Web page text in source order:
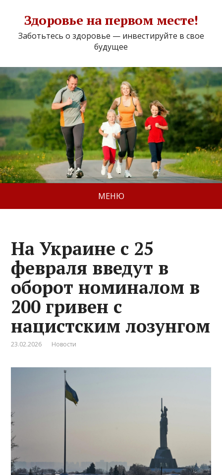
Здоровье на первом месте!
Заботьтесь о здоровье — инвестируйте в свое
будущее
МЕНЮ
На Украине с 25
февраля введут в
оборот номиналом в
200 гривен с
нацистским лозунгом
23.02.2026 Новости